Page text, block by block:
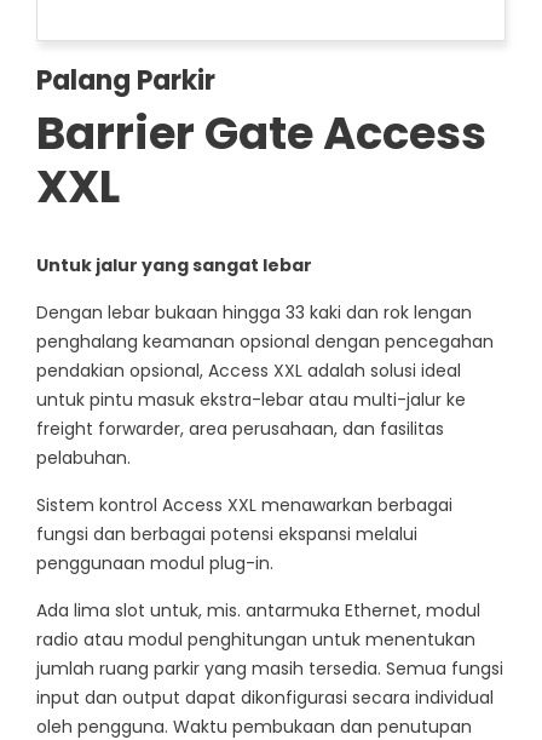
Palang Parkir
Barrier Gate Access
XXL
Untuk jalur yang sangat lebar
Dengan lebar bukaan hingga 33 kaki dan rok lengan
penghalang keamanan opsional dengan pencegahan
pendakian opsional, Access XXL adalah solusi ideal
untuk pintu masuk ekstra-lebar atau multi-jalur ke
freight forwarder, area perusahaan, dan fasilitas
pelabuhan.
Sistem kontrol Access XXL menawarkan berbagai
fungsi dan berbagai potensi ekspansi melalui
penggunaan modul plug-in.
Ada lima slot untuk, mis. antarmuka Ethernet, modul
radio atau modul penghitungan untuk menentukan
jumlah ruang parkir yang masih tersedia. Semua fungsi
input dan output dapat dikonfigurasi secara individual
oleh pengguna. Waktu pembukaan dan penutupan